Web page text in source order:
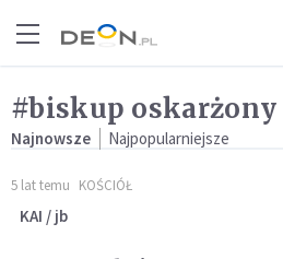
#biskup oskarżony
Najnowsze Najpopularniejsze
5 lat temu KOŚCIÓŁ
KAI / jb